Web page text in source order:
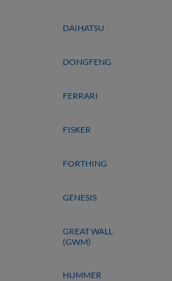
DAIHATSU
DONGFENG
FERRARI
FISKER
FORTHING
GENESIS
GREAT WALL
(GWM)
HUMMER